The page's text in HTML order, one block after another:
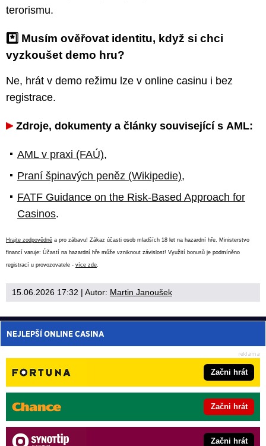
terorismu.
*️⃣ Musím ověřovat identitu, když si chci
vyzkoušet demo hru?
Ne, hrát v demo režimu lze v online casinu i bez
registrace.
Zdroje, dokumenty a články související s AML:
AML v praxi (FAÚ),
Praní špinavých peněz (Wikipedie),
FATF Guidance on the Risk-Based Approach for
Casinos.
Hrajte zodpovědně a pro zábavu! Zákaz účasti osob mladších 18 let na hazardní hře. Ministerstvo
financí varuje: Účastí na hazardní hře může vzniknout závislost! Využití bonusů je podmíněno
registrací u provozovatele - více zde
15.06.2026 17:32 | Autor: Martin Janoušek
NEJLEPŠÍ ONLINE CASINA
Začni hrát
Začni hrát
Začni hrát